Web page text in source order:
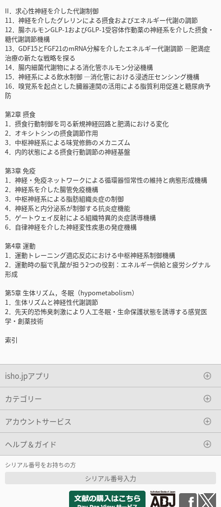
II．求心性神経を介した代謝制御
11．神経を介したグレリンによる摂食およびエネルギー代謝の調節
12．腸ホルモンGLP-1およびGLP-1受容体作動薬の神経系を介した摂食・
糖代謝調節機構
13．GDF15とFGF21のmRNA分解を介したエネルギー代謝調節 ―肥満症
治療の新たな戦略を探る
14．腸内細菌代謝物による消化管ホルモン分泌機構
15．神経系による飲水制御 ―消化管における浸透圧センシング機構
16．嗅覚系を起点とした臓器連関の活用による脂質利用促進と糖尿病予
防
第2章 摂食
1．摂食行動制御を司る新規神経回路と肥満における変化
2．オキシトシンの摂食調節作用
3．中枢神経系による味覚修飾のメカニズム
4．内的状態による摂食行動調節の神経基盤
第3章 免疫
1．神経・免疫ネットワークによる循環器恒常性の維持と病態形成機構
2．神経系を介した腸管免疫機構
3．中枢神経系による脂肪組織炎症の制御
4．神経系と内分泌系が制御する抗炎症機能
5．ゲートウェイ反射による組織特異的炎症誘導機構
6．自律神経を介した神経変性疾患の発症機構
第4章 運動
1．運動トレーニング適応反応における中枢神経系制御機構
2．運動時の脳で乳酸が担う2つの役割：エネルギー供給と疲労シグナル
形成
第5章 生体リズム，冬眠（hypometabolism）
1．生体リズムと神経性代謝調節
2．先天的恐怖臭刺激により人工冬眠・生命保護状態を誘導する感覚医
学・創薬技術
索引
isho.jpアプリ
カテゴリー
アカウントサービス
ヘルプ＆ガイド
シリアル番号をお持ちの方
シリアル番号入力